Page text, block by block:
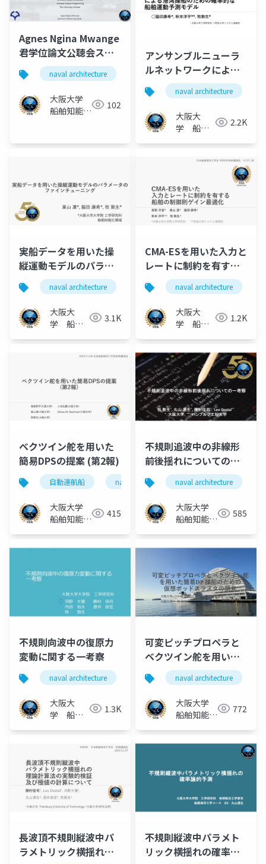
Agnes Ngina Mwange
君学位論文公聴会スラ
イド On the
Empirical Inference
of Ship Maneuvering
Characteristics for
naval architecture 自動運航船 船舶操縦性
大阪大学
船舶知能化
102
アンサンブルニューラ
ルネットワークによる
港湾操船のための確率
的な船舶運動予測モデ
ル
naval architecture
大阪大
学 船舶
2.2K
実船データを⽤いた操
縦運動モデルのパラメ
ータのファインチュー
ニング
naval architecture 船舶海洋工学 船舶操縦性
大阪大
学 船舶
3.1K
CMA-ESを⽤いた⼊⼒と
レートに制約を有する
船舶の制御則ゲイン最
適化
naval architecture
大阪大
学 船舶
1.2K
ベクツイン舵を⽤いた
簡易DPSの提案 (第2報)
自動運航船 naval architecture 船舶海洋工学
大阪大学
船舶知能化
415
不規則追波中の非線形
前後揺れについての一
考察
naval architecture
大阪大学
船舶知能化
585
不規則向波中の復原⼒
変動に関する⼀考察
naval architecture 船舶海洋工学 ship stability
大阪大
学 船舶
1.3K
可変ピッチプロペラと
ベクツイン舵を⽤いた
簡易DP 操船のための仮
想ポッドスラスタの開
発
naval architecture
大阪大学
船舶知能化
772
⻑波頂不規則縦波中パ
ラメトリック横揺れの
不規則縦波中パラメト
リック横揺れの確率論